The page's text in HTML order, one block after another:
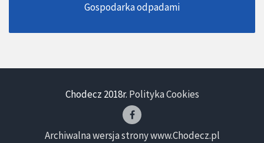
Gospodarka odpadami
Chodecz 2018r. Polityka Cookies
Archiwalna wersja strony www.Chodecz.pl